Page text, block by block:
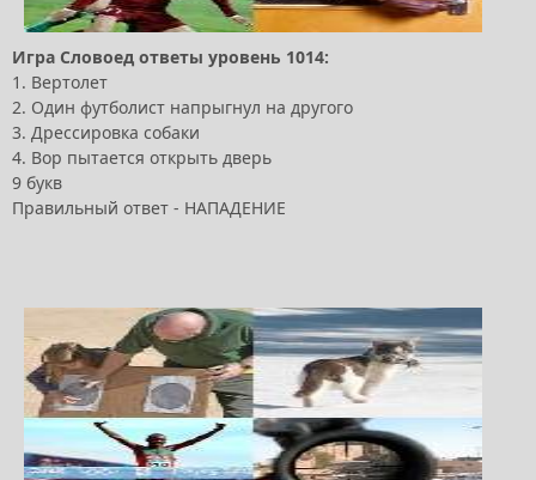
Игра Словоед ответы уровень 1014:
1. Вертолет
2. Один футболист напрыгнул на другого
3. Дрессировка собаки
4. Вор пытается открыть дверь
9 букв
Правильный ответ - НАПАДЕНИЕ